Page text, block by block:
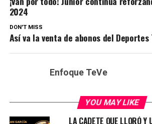
2024
DON'T MISS
Así va la venta de abonos del Deportes
Enfoque TeVe
YOU MAY LIKE
LA CADETE QUE LLORÓ Y